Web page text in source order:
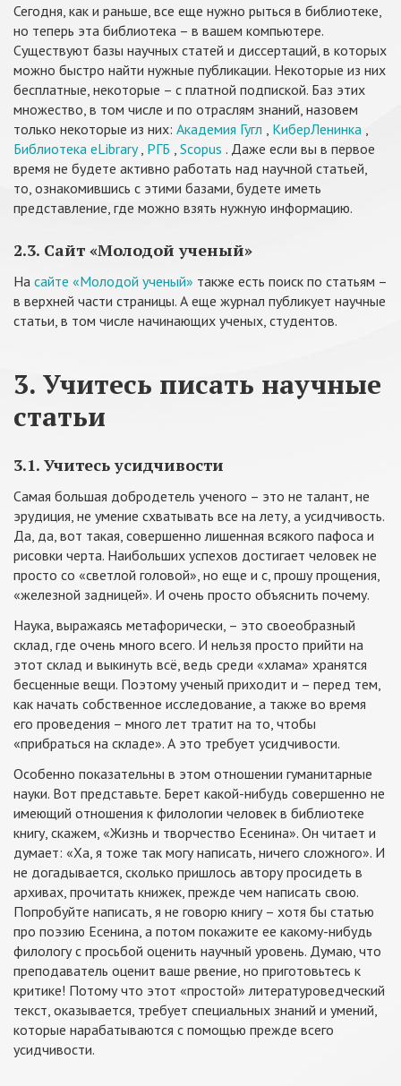
Сегодня, как и раньше, все еще нужно рыться в библиотеке,
но теперь эта библиотека – в вашем компьютере.
Существуют базы научных статей и диссертаций, в которых
можно быстро найти нужные публикации. Некоторые из них
бесплатные, некоторые – с платной подпиской. Баз этих
множество, в том числе и по отраслям знаний, назовем
только некоторые из них: Академия Гугл КиберЛенинка
Библиотека eLibrary РГБ Scopus . Даже если вы в первое
время не будете активно работать над научной статьей,
то, ознакомившись с этими базами, будете иметь
представление, где можно взять нужную информацию.
2.3. Сайт «Молодой ученый»
На сайте «Молодой ученый» также есть поиск по статьям –
в верхней части страницы. А еще журнал публикует научные
статьи, в том числе начинающих ученых, студентов.
3. Учитесь писать научные
статьи
3.1. Учитесь усидчивости
Самая большая добродетель ученого – это не талант, не
эрудиция, не умение схватывать все на лету, а усидчивость.
Да, да, вот такая, совершенно лишенная всякого пафоса и
рисовки черта. Наибольших успехов достигает человек не
просто со «светлой головой», но еще и с, прошу прощения,
«железной задницей». И очень просто объяснить почему.
Наука, выражаясь метафорически, – это своеобразный
склад, где очень много всего. И нельзя просто прийти на
этот склад и выкинуть всё, ведь среди «хлама» хранятся
бесценные вещи. Поэтому ученый приходит и – перед тем,
как начать собственное исследование, а также во время
его проведения – много лет тратит на то, чтобы
«прибраться на складе». А это требует усидчивости.
Особенно показательны в этом отношении гуманитарные
науки. Вот представьте. Берет какой-нибудь совершенно не
имеющий отношения к филологии человек в библиотеке
книгу, скажем, «Жизнь и творчество Есенина». Он читает и
думает: «Ха, я тоже так могу написать, ничего сложного». И
не догадывается, сколько пришлось автору просидеть в
архивах, прочитать книжек, прежде чем написать свою.
Попробуйте написать, я не говорю книгу – хотя бы статью
про поэзию Есенина, а потом покажите ее какому-нибудь
филологу с просьбой оценить научный уровень. Думаю, что
преподаватель оценит ваше рвение, но приготовьтесь к
критике! Потому что этот «простой» литературоведческий
текст, оказывается, требует специальных знаний и умений,
которые нарабатываются с помощью прежде всего
усидчивости.